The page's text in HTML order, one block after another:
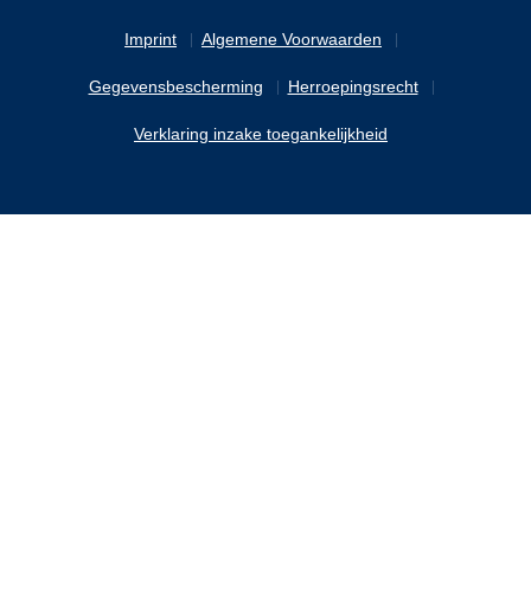
Imprint Algemene Voorwaarden
Gegevensbescherming Herroepingsrecht
Verklaring inzake toegankelijkheid